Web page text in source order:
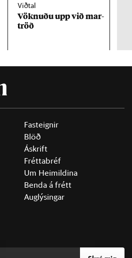
Viðtal
Vökn­uðu upp við mar­
tröð
Fasteignir
Blöð
Áskrift
Fréttabréf
Um Heimildina
Benda á frétt
Auglýsingar